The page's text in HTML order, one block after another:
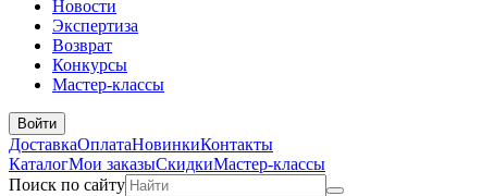
Новости
Экспертиза
Возврат
Конкурсы
Мастер-классы
Войти
ДоставкаОплатаНовинкиКонтакты
КаталогМои заказыСкидкиМастер-классы
Поиск по сайту